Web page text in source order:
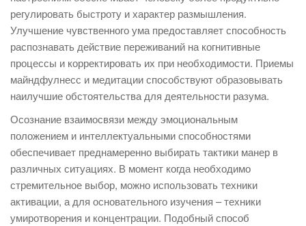
регулировать быстроту и характер размышления.
Улучшение чувственного ума предоставляет способность
распознавать действие переживаний на когнитивные
процессы и корректировать их при необходимости. Приемы
майндфулнесс и медитации способствуют образовывать
наилучшие обстоятельства для деятельности разума.
Осознание взаимосвязи между эмоциональным
положением и интеллектуальными способностями
обеспечивает преднамеренно выбирать тактики манер в
различных ситуациях. В момент когда необходимо
стремительное выбор, можно использовать техники
активации, а для основательного изучения – техники
умиротворения и концентрации. Подобный способ